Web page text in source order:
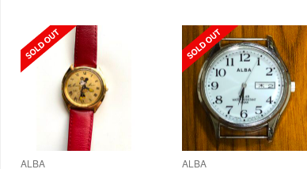
ALBA ALBA